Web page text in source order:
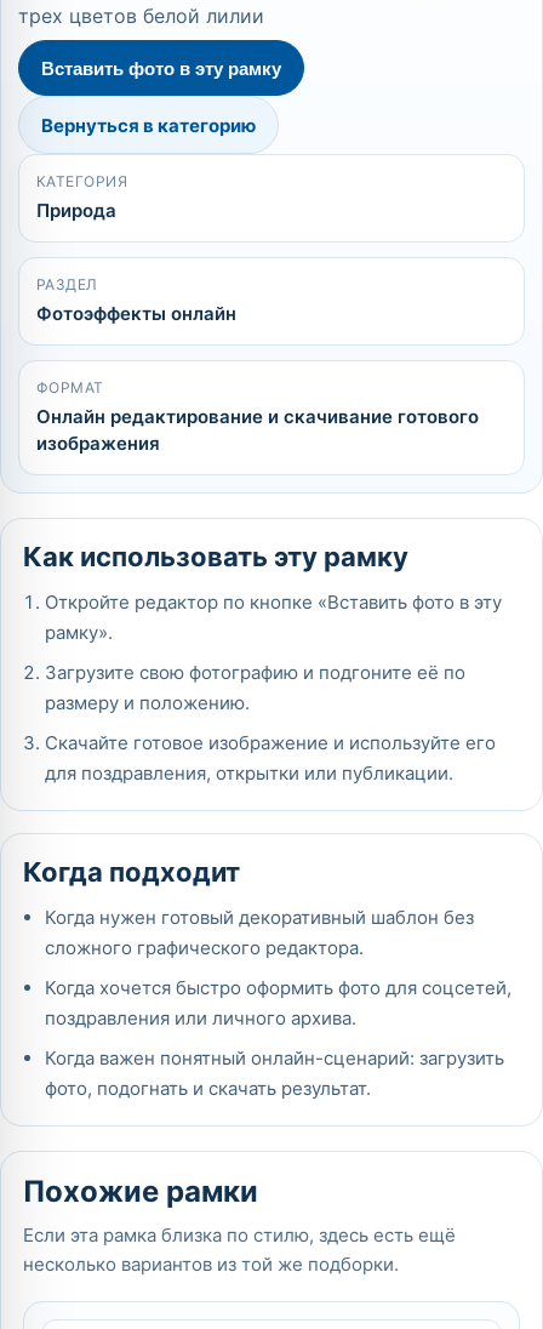
трех цветов белой лилии
Вставить фото в эту рамку
Вернуться в категорию
КАТЕГОРИЯ
Природа
РАЗДЕЛ
Фотоэффекты онлайн
ФОРМАТ
Онлайн редактирование и скачивание готового
изображения
Как использовать эту рамку
Откройте редактор по кнопке «Вставить фото в эту
рамку».
Загрузите свою фотографию и подгоните её по
размеру и положению.
Скачайте готовое изображение и используйте его
для поздравления, открытки или публикации.
Когда подходит
Когда нужен готовый декоративный шаблон без
сложного графического редактора.
Когда хочется быстро оформить фото для соцсетей,
поздравления или личного архива.
Когда важен понятный онлайн-сценарий: загрузить
фото, подогнать и скачать результат.
Похожие рамки
Если эта рамка близка по стилю, здесь есть ещё
несколько вариантов из той же подборки.